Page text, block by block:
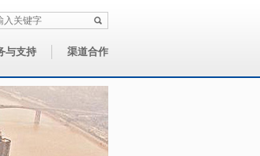
与支持 渠道合作